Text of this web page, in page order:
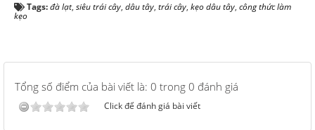
Tags:đà lạt, siêu trái cây, dâu tây, trái cây, kẹo dâu tây, công thức làm
kẹo
Tổng số điểm của bài viết là: 0 trong 0 đánh giá
Click để đánh giá bài viết